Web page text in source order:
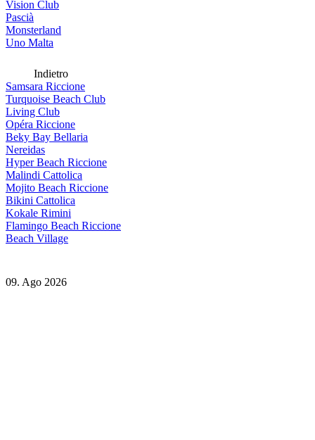
Vision Club
Pascià
Monsterland
Uno Malta
Indietro
Samsara Riccione
Turquoise Beach Club
Living Club
Opéra Riccione
Beky Bay Bellaria
Nereidas
Hyper Beach Riccione
Malindi Cattolica
Mojito Beach Riccione
Bikini Cattolica
Kokale Rimini
Flamingo Beach Riccione
Beach Village
09. Ago 2026